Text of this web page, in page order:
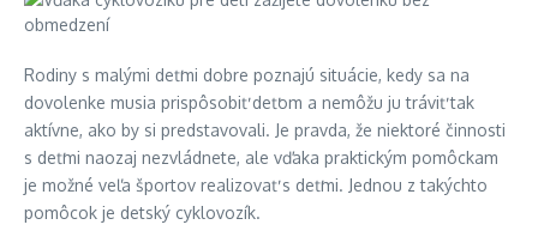
Rodiny s malými deťmi dobre poznajú situácie, kedy sa na
dovolenke musia prispôsobiť deťom a nemôžu ju tráviť tak
aktívne, ako by si predstavovali. Je pravda, že niektoré činnosti
s deťmi naozaj nezvládnete, ale vďaka praktickým pomôckam
je možné veľa športov realizovať s deťmi. Jednou z takýchto
pomôcok je detský cyklovozík.